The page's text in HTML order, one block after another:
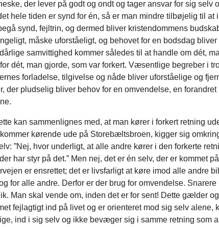
der lever på godt og ondt og tager ansvar for sig selv
hele tiden er synd for én, så er man mindre tilbøjelig til at
synd, fejltrin, og dermed bliver kristendommens
måske uforståeligt, og behovet for en bodsdag
samvittighed kommer således til at handle om dét,
dét, man gjorde, som var forkert. Væsentlige begreber i
forladelse, tilgivelse og nåde bliver uforståelige og
der pludselig bliver behov for en omvendelse, en forandret
kan sammenlignes med, at man kører i forkert retning
kørende ude på Storebæltsbroen, kigger sig
”Nej, hvor underligt, at alle andre kører i den forkerte
har styr på det.” Men nej, det er én selv, der er kommet
er ensrettet; det er livsfarligt at køre imod alle andre
for alle andre. Derfor er der brug for omvendelse. Snarere
Man skal vende om, inden det er for sent! Dette gælder
fejlagtigt ind på livet og er orienteret mod sig selv alene,
ind i sig selv og ikke bevæger sig i samme retning som